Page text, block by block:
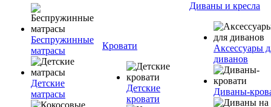
Беспружинные
матрасы
Детские
матрасы
Кровати
Детские
кровати
Диваны и кресла
Аксессуары
диванов
Диваны-